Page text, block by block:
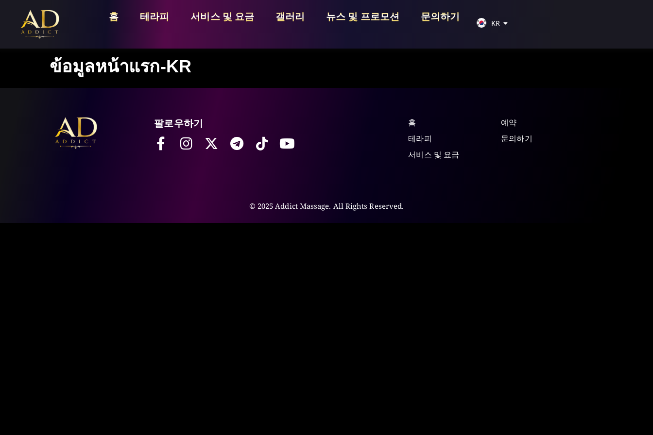
홈 테라피 서비스 및 요금 갤러리 뉴스 및 프로모션 문의하기
KR
CN
ข้อมูลหน้าแรก-KR
팔로우하기
홈
테라피
서비스 및 요금
예약
문의하기
© 2025 Addict Massage. All Rights Reserved.